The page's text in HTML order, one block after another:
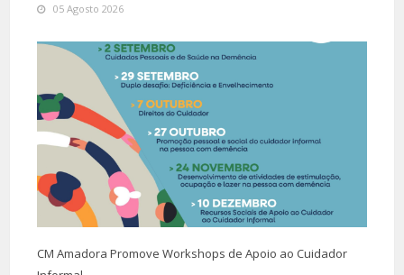
05 Agosto 2026
CM Amadora Promove Workshops de Apoio ao Cuidador